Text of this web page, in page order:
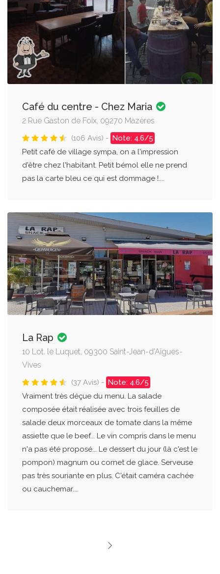
Café du centre - Chez Maria
2 Rue Gaston de Foix, 09270 Mazères
(106 Avis) - Note: 4.6/5
Petit café de village sympa, on a l'impression
d'être chez l'habitant. Petit bémol elle ne prend
pas la carte bleu ce qui est dommage !....
La Rap
10 Lot. le Luquet, 09300 Saint-Jean-d'Aigues-
Vives
(37 Avis) - Note: 4.6/5
Vraiment très déçue du menu. La salade
composée était réalisée avec trois feuilles de
salade deux morceaux de tomate dans la même
assiette que le beef... Le vin compris dans le menu
n'a pas été proposé... Le dessert du jour (là c'est le
pompon) magnum ou cornet de glace. Serveuse
pas très souriante en plus. C'était caméra cachée
ou cauchemar....